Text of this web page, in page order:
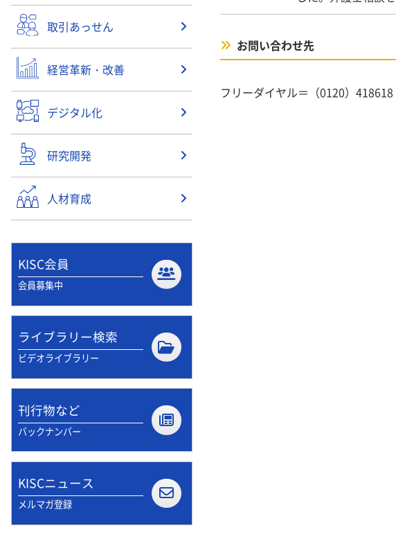
お問い合わせ先
フリーダイヤル＝（0120）418618
取引あっせん
経営革新・改善
デジタル化
研究開発
人材育成
KISC会員
会員募集中
ライブラリー検索
ビデオライブラリー
刊行物など
バックナンバー
KISCニュース
メルマガ登録